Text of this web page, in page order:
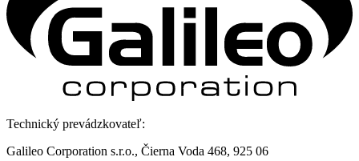
Technický prevádzkovateľ:
Galileo Corporation s.r.o., Čierna Voda 468, 925 06